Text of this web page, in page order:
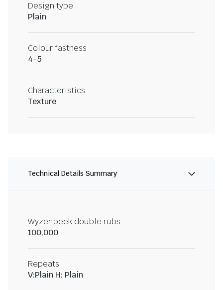
Design type
Plain
Colour fastness
4-5
Characteristics
Texture
Technical Details Summary
Wyzenbeek double rubs
100,000
Repeats
V:Plain H: Plain